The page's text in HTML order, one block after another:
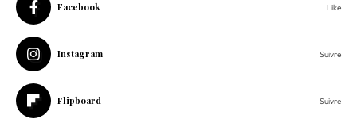
Facebook Like
Instagram Suivre
Flipboard Suivre